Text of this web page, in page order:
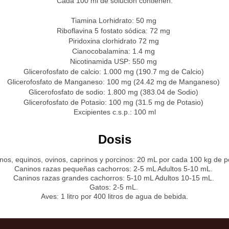
Tiamina Lorhidrato: 50 mg
Riboflavina 5 fostato sódica: 72 mg
Piridoxina clorhidrato 72 mg
Cianocobalamina: 1.4 mg
Nicotinamida USP: 550 mg
Glicerofosfato de calcio: 1.000 mg (190.7 mg de Calcio)
Glicerofosfato de Manganeso: 100 mg (24.42 mg de Manganeso)
Glicerofosfato de sodio: 1.800 mg (383.04 de Sodio)
Glicerofosfato de Potasio: 100 mg (31.5 mg de Potasio)
Excipientes c.s.p.: 100 ml
Dosis
equinos, ovinos, caprinos y porcinos: 20 mL por cada 100 kg de
Caninos razas pequeñas cachorros: 2-5 mL Adultos 5-10 mL.
Caninos razas grandes cachorros: 5-10 mL Adultos 10-15 mL.
Gatos: 2-5 mL.
Aves: 1 litro por 400 litros de agua de bebida.